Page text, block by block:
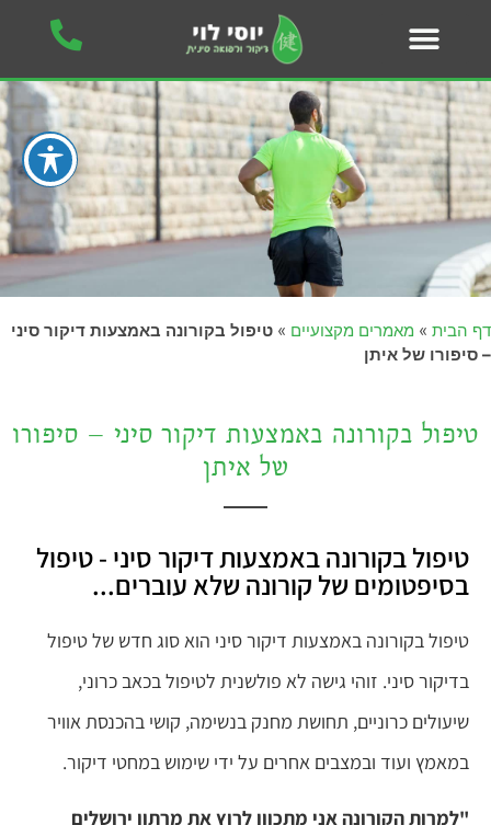
דף הבית » מאמרים מקצועיים » טיפול בקורונה באמצעות דיקור סיני
– סיפורו של איתן
טיפול בקורונה באמצעות דיקור סיני – סיפורו
של איתן
טיפול בקורונה באמצעות דיקור סיני - טיפול
בסיפטומים של קורונה שלא עוברים...
טיפול בקורונה באמצעות דיקור סיני הוא סוג חדש של טיפול
בדיקור סיני. זוהי גישה לא פולשנית לטיפול בכאב כרוני,
שיעולים כרוניים, תחושת מחנק בנשימה, קושי בהכנסת אוויר
במאמץ ועוד ובמצבים אחרים על ידי שימוש במחטי דיקור.
"למרות הקורונה אני מתכוון לרוץ את מרתון ירושלים